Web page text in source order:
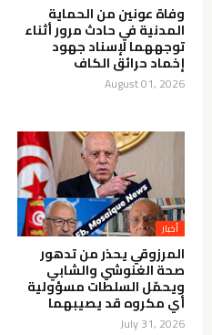
وفاة عونين من الحماية
المدنية في حادث مرور أثناء
توجههما لإسناد جهود
إخماد حرائق الكاف
August 01, 2026
أخبار
المرزوقي يحذر من تدهور
صحة الغنوشي والشابي
ويحمّل السلطات مسؤولية
أي مكروه قد يصيبهما
July 31, 2026